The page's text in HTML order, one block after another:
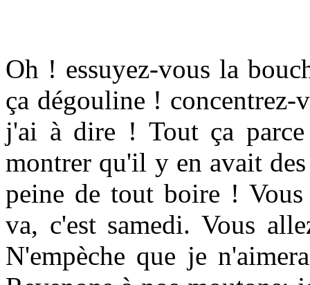
Oh ! essuyez-vous la
ça dégouline ! concentrez-
j'ai à dire ! Tout ça
montrer qu'il y en avait
peine de tout boire !
va, c'est samedi. Vous
N'empèche que je